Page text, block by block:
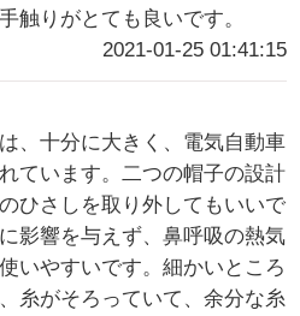
触りがとても良いです。
2021-01-25 01:41:15
、十分に大きく、電気自動車
ています。二つの帽子の設計
ひさしを取り外してもいいで
影響を与えず、鼻呼吸の熱気
いやすいです。細かいところ
糸がそろっていて、余分な糸